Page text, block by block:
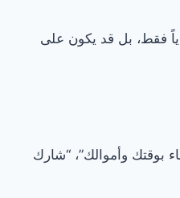
فقط، بل قد يكون على
بوقتك وأموالك”، “شارك